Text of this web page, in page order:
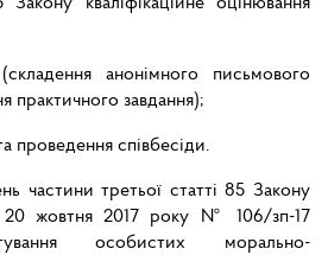
анонімного письмового
практичного завдання);
проведення співбесіди.
частини третьої статті 85 Закону
20 жовтня 2017 року № 106/зп-17
особистих морально-